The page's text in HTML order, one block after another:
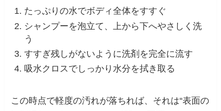
たっぷりの水でボディ全体をすすぐ
シャンプーを泡立て、上から下へやさしく洗
う
すすぎ残しがないように洗剤を完全に流す
吸水クロスでしっかり水分を拭き取る
この時点で軽度の汚れが落ちれば、それは“表面の